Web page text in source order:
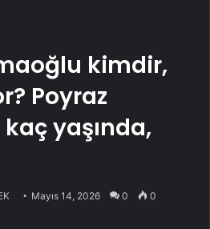
kimdir,
Poyraz
yaşında,
Mayıs 14, 2026 0 0